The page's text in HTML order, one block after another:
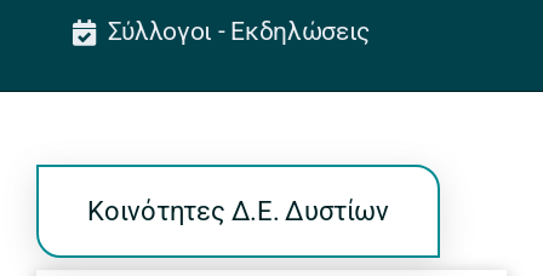
Σύλλογοι - Εκδηλώσεις
Κοινότητες Δ.Ε. Δυστίων